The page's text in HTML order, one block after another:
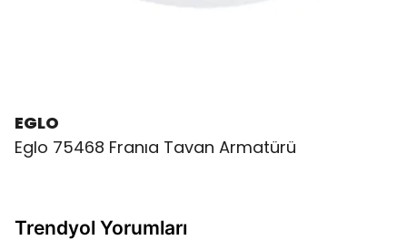
EGLO
Eglo 75468 Franıa Tavan Armatürü
Trendyol Yorumları